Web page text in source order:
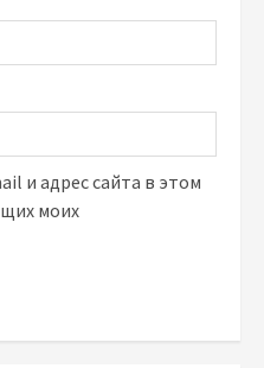
и адрес сайта в этом
моих